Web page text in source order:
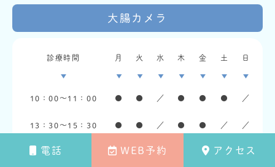
電話 WEB予約 アクセス
大腸カメラ
診療時間 月 火 水 木 金 土 日
10：00〜11：00 ● ● ／ ● ● ● ／
13：30〜15：30 ● ● ／ ● ● ／ ／